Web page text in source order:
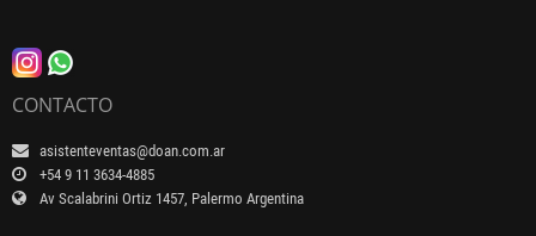
CONTACTO
asistenteventas@doan.com.ar
+54 9 11 3634-4885
Av Scalabrini Ortiz 1457, Palermo Argentina